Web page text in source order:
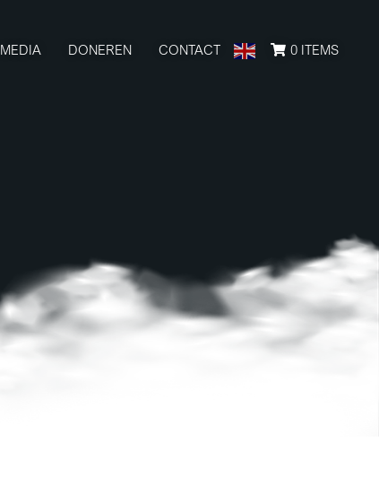
MEDIA DONEREN CONTACT 0 ITEMS